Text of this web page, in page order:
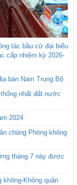
tác bầu cử đại biểu
cấp nhiệm kỳ 2026-
bàn Nam Trung Bộ
nhất đất nước
2024
chủng Phòng không
tháng 7 này được
không-Không quân